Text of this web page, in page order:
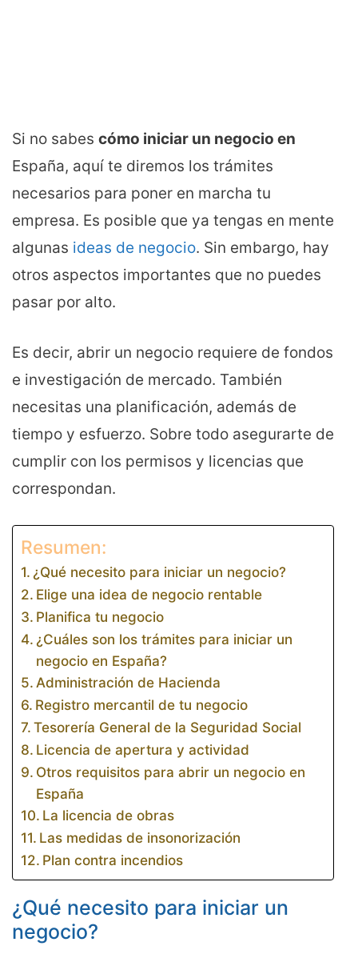
Si no sabes cómo iniciar un negocio en
España, aquí te diremos los trámites
necesarios para poner en marcha tu
empresa. Es posible que ya tengas en mente
algunas ideas de negocio. Sin embargo, hay
otros aspectos importantes que no puedes
pasar por alto.
Es decir, abrir un negocio requiere de fondos
e investigación de mercado. También
necesitas una planificación, además de
tiempo y esfuerzo. Sobre todo asegurarte de
cumplir con los permisos y licencias que
correspondan.
Resumen:
¿Qué necesito para iniciar un negocio?
Elige una idea de negocio rentable
Planifica tu negocio
¿Cuáles son los trámites para iniciar un
negocio en España?
Administración de Hacienda
Registro mercantil de tu negocio
Tesorería General de la Seguridad Social
Licencia de apertura y actividad
Otros requisitos para abrir un negocio en
España
La licencia de obras
Las medidas de insonorización
Plan contra incendios
¿Qué necesito para iniciar un
negocio?